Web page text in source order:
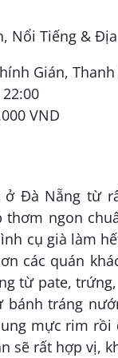
Gián,
VND
ở Đà Nẵng từ
ngon
cụ già làm
các quán
từ pate,
tráng
mực rim
sẽ rất hợp vị,